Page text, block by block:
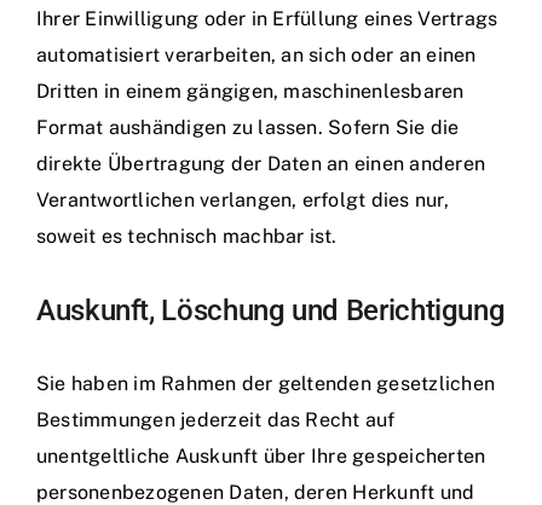
Ihrer Einwilligung oder in Erfüllung eines Vertrags
automatisiert verarbeiten, an sich oder an einen
Dritten in einem gängigen, maschinenlesbaren
Format aushändigen zu lassen. Sofern Sie die
direkte Übertragung der Daten an einen anderen
Verantwortlichen verlangen, erfolgt dies nur,
soweit es technisch machbar ist.
Auskunft, Löschung und Berichtigung
Sie haben im Rahmen der geltenden gesetzlichen
Bestimmungen jederzeit das Recht auf
unentgeltliche Auskunft über Ihre gespeicherten
personenbezogenen Daten, deren Herkunft und